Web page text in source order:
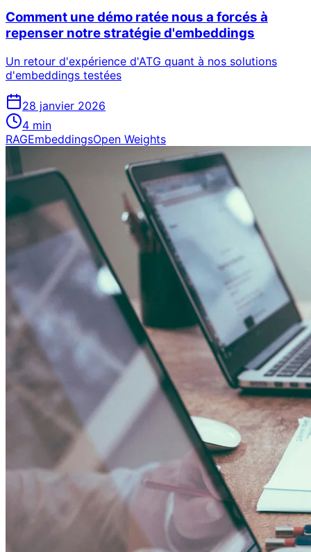
Comment une démo ratée nous a forcés à
repenser notre stratégie d'embeddings
Un retour d'expérience d'ATG quant à nos solutions
d'embeddings testées
28 janvier 2026
4 min
RAGEmbeddingsOpen Weights